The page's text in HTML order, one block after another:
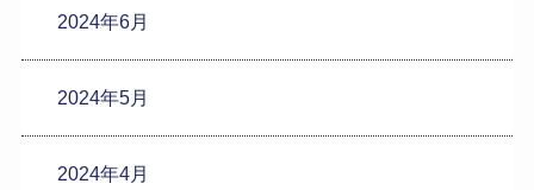
2024年6月
2024年5月
2024年4月